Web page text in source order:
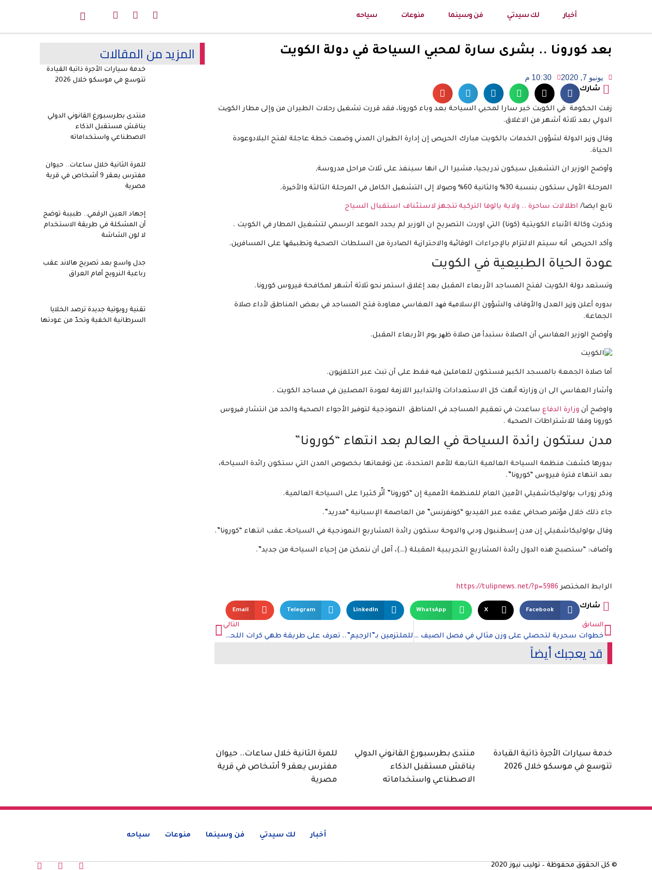
أخبار لك سيدتي فن وسينما منوعات سياحه
بعد كورونا .. بشرى سارة لمحبي السياحة في دولة الكويت
يونيو 7, 2020 10:30 م
شارك
زفت الحكومة في الكویت خبر سارا لمحبي السياحة بعد وباء كورونا، فقد قررت تشغیل رحلات الطيران من وإلى مطار الكویت
الدولي بعد ثلاثة أشهر من الاغلاق.
وقال وزیر الدولة لشؤون الخدمات بالكويت مبارك الحریص إن إدارة الطیران المدني وضعت خطة عاجلة لفتح البلادوعودة
الحياة.
وأوضح الوزير ان التشغيل سيكون تدريجيا، مشيرا الى انها سينفذ على ثلاث مراحل مدروسة,
المرحلة الأولى ستكون بنسبة 30% والثانية 60% وصولا إلى التشغیل الكامل في المرحلة الثالثة والأخیرة.
تابع ايضا/ اطلالات ساحرة .. ولاية يالوفا التركية تتجهز لاستئناف استقبال السياح
وذكرت وكالة الأنباء الكويتية (كونا) التي اوردت التصريح ان الوزير لم يحدد الموعد الرسمي لتشغيل المطار في الكويت .
وأكد الحریص أنه سيتم الالتزام بالإجراءات الوقائیة والاحترازیة الصادرة من السلطات الصحیة وتطبیقھا على المسافرین.
عودة الحياة الطبيعية في الكويت
وتستعد دولة الكويت لفتح المساجد الأربعاء المقبل بعد إغلاق استمر نحو ثلاثة أشهر لمكافحة فيروس كورونا.
بدوره أعلن وزیر العدل والأوقاف والشؤون الإسلامیة فھد العفاسي معاودة فتح المساجد في بعض المناطق لأداء صلاة
الجماعة.
وأوضح الوزير العفاسي أن الصلاة ستبدأ من صلاة ظھر یوم الأربعاء المقبل.
أما صلاة الجمعة بالمسجد الكبیر فستكون للعاملین فیه فقط على أن تبث عبر التلفزیون.
وأشار العفاسي الى ان وزارته أنهت كل الاستعدادات والتدابير اللازمة لعودة المصلين في مساجد الكويت .
واوضح أن وزارة الدفاع ساعدت في تعقيم المساجد في المناطق النموذجية لتوفیر الأجواء الصحیة والحد من انتشار فیروس
كورونا وفقا للاشتراطات الصحیة .
مدن ستكون رائدة السياحة في العالم بعد انتهاء “كورونا”
بدورها كشفت منظمة السياحة العالمية التابعة للأمم المتحدة، عن توقعاتها بخصوص المدن التي ستكون رائدة السياحة،
بعد انتهاء فترة فيروس “كورونا”.
وذكر زوراب بولوليكاشفيلي الأمين العام للمنظمة الأممية إن “كورونا” أثّر كثيرا على السياحة العالمية.
جاء ذلك خلال مؤتمر صحافي عقده عبر الفيديو “كونفرنس” من العاصمة الإسبانية “مدريد”.
وقال بولوليكاشفيلي إن مدن إسطنبول ودبي والدوحة ستكون رائدة المشاريع النموذجية في السياحة، عقب انتهاء “كورونا”.
وأضاف: “ستصبح هذه الدول رائدة المشاريع التجريبية المقبلة (…)، آمل أن نتمكن من إحياء السياحة من جديد”.
الرابط المختصرhttps://tulipnews.net/?p=5986
شارك
Facebook
X
WhatsApp
LinkedIn
Telegram
Email
السابق
خطوات سحرية لتحصلي على وزن مثالي في فصل الصيف الحار
التالي
للملتزمين بـ”الرجيم”.. تعرف على طريقة طهي كرات اللحم المشوية مع الخضار
قد يعجبك أيضاً
خدمة سيارات الأجرة ذاتية القيادة
تتوسع في موسكو خلال 2026
منتدى بطرسبورغ القانوني الدولي
يناقش مستقبل الذكاء
الاصطناعي واستخداماته
للمرة الثانية خلال ساعات.. حيوان
مفترس يعقر 9 أشخاص في قرية
مصرية
المزيد من المقالات
خدمة سيارات الأجرة ذاتية القيادة
تتوسع في موسكو خلال 2026
منتدى بطرسبورغ القانوني الدولي
يناقش مستقبل الذكاء
الاصطناعي واستخداماته
للمرة الثانية خلال ساعات.. حيوان
مفترس يعقر 9 أشخاص في قرية
مصرية
إجهاد العين الرقمي.. طبيبة توضح
أن المشكلة في طريقة الاستخدام
لا لون الشاشة
جدل واسع بعد تصريح هالاند عقب
رباعية النرويج أمام العراق
تقنية روبوتية جديدة ترصد الخلايا
السرطانية الخفية وتحدّ من عودتها
أخبار لك سيدتي فن وسينما منوعات سياحه
© كل الحقوق محفوظة – توليب نيوز 2020